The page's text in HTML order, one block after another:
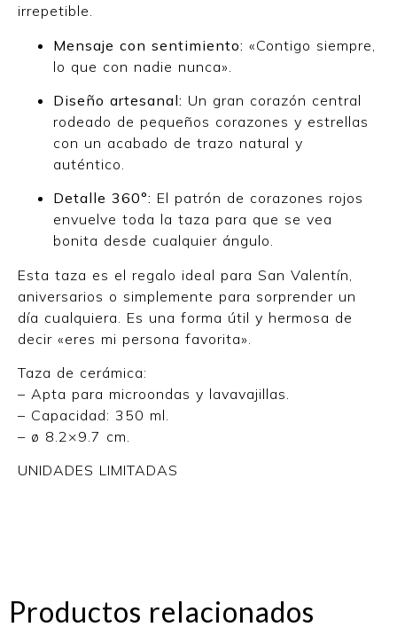
irrepetible.
Mensaje con sentimiento: «Contigo siempre,
lo que con nadie nunca».
Diseño artesanal: Un gran corazón central
rodeado de pequeños corazones y estrellas
con un acabado de trazo natural y
auténtico.
Detalle 360°: El patrón de corazones rojos
envuelve toda la taza para que se vea
bonita desde cualquier ángulo.
Esta taza es el regalo ideal para San Valentín,
aniversarios o simplemente para sorprender un
día cualquiera. Es una forma útil y hermosa de
decir «eres mi persona favorita».
Taza de cerámica:
– Apta para microondas y lavavajillas.
– Capacidad: 350 ml.
– ø 8.2×9.7 cm.
UNIDADES LIMITADAS
Productos relacionados